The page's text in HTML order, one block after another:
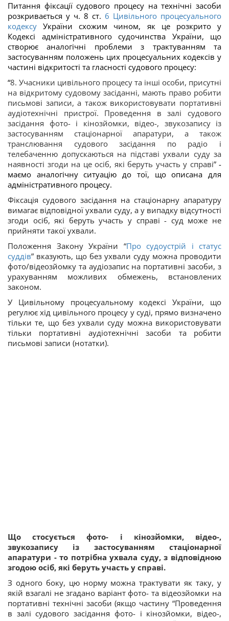
Питання фіксації судового процесу на технічні засоби
розкривається у ч. 8 ст. 6 Цивільного процесуального
кодексу України схожим чином, як це розкрито у
Кодексі адміністративного судочинства України, що
створює аналогічні проблеми з трактуванням та
застосуванням положень цих процесуальних кодексів у
частині відкритості та гласності судового процесу:
“8. Учасники цивільного процесу та інші особи, присутні
на відкритому судовому засіданні, мають право робити
письмові записи, а також використовувати портативні
аудіотехнічні пристрої. Проведення в залі судового
засідання фото- і кінозйомки, відео-, звукозапису із
застосуванням стаціонарної апаратури, а також
транслювання судового засідання по радіо і
телебаченню допускаються на підставі ухвали суду за
наявності згоди на це осіб, які беруть участь у справі”-
маємо аналогічну ситуацію до тої, що описана для
адміністративного процесу.
Фіксація судового засідання на стаціонарну апаратуру
вимагає відповідної ухвали суду, а у випадку відсутності
згоди осіб, які беруть участь у справі - суд може не
прийняти такої ухвали.
Положення Закону України “Про судоустрій і статус
суддів” вказують, що без ухвали суду можна проводити
фото/відеозйомку та аудіозапис на портативні засоби, з
урахуванням можливих обмежень, встановлених
законом.
У Цивільному процесуальному кодексі України, що
регулює хід цивільного процесу у суді, прямо визначено
тільки те, що без ухвали суду можна використовувати
тільки портативні аудіотехнічні засоби та робити
письмові записи (нотатки).
Що стосується фото- і кінозйомки, відео-,
звукозапису із застосуванням стаціонарної
апаратури - то потрібна ухвала суду, з відповідною
згодою осіб, які беруть участь у справі.
З одного боку, цю норму можна трактувати як таку, у
якій взагалі не згадано варіант фото- та відеозйомки на
портативні технічні засоби (якщо частину “Проведення
в залі судового засідання фото- і кінозйомки, відео-,